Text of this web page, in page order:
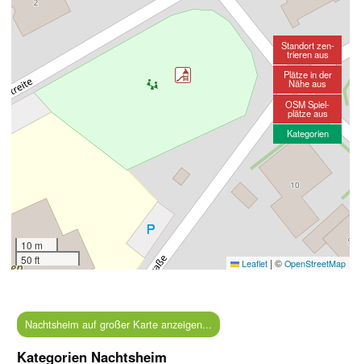
10 m
50 ft
Leaflet | © OpenStreetMap
Standort zen-
trieren aus
Plätze in der
Nähe aus
OSM Spiel-
plätze aus
Kategorien
Nachtsheim auf großer Karte anzeigen...
Kategorien Nachtsheim